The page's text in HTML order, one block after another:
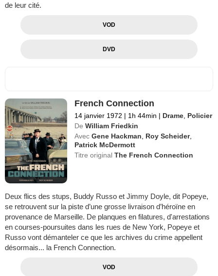
de leur cité.
VOD
DVD
French Connection
14 janvier 1972 | 1h 44min | Drame Policier
De William Friedkin
Avec Gene Hackman Roy Scheider,
Patrick McDermott
Titre originalThe French Connection
Deux flics des stups, Buddy Russo et Jimmy Doyle, dit Popeye,
se retrouvent sur la piste d’une grosse livraison d’héroïne en
provenance de Marseille. De planques en filatures, d'arrestations
en courses-poursuites dans les rues de New York, Popeye et
Russo vont démanteler ce que les archives du crime appellent
désormais... la French Connection.
VOD